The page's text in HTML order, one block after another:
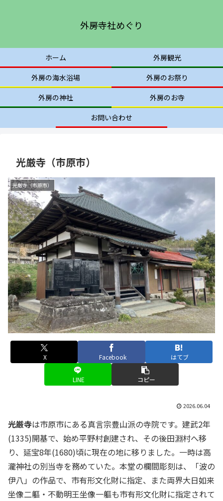
外房寺社めぐり
ホーム
外房観光
外房の海水浴場
外房のお祭り
外房の神社
外房のお寺
お問い合わせ
光厳寺（市原市）
光厳寺（市原市）
X Facebook はてブ
LINE コピー
2026.06.04
光厳寺は市原市にある真言宗豊山派の寺院です。建武2年
(1335)開基で、始め平野村創建され、その後田淵村へ移
り、延宝8年(1680)頃に現在の地に移りました。一時は高
瀧神社の別当寺を務めていた。本堂の欄間彫刻は、「波の
伊八」の作品で、市有形文化財に指定、また両界大日如来
坐像二軀・不動明王坐像一軀も市有形文化財に指定されて